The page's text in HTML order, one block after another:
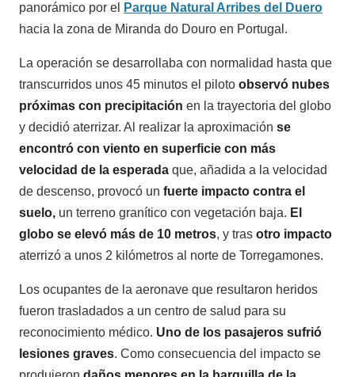
panorámico por el
Parque Natural Arribes del Duero
hacia la zona de Miranda do Douro en Portugal.
La operación se desarrollaba con normalidad hasta que
transcurridos unos 45 minutos el piloto observó nubes
próximas con precipitación en la trayectoria del globo
y decidió aterrizar. Al realizar la aproximación se
encontró con viento en superficie con más
velocidad de la esperada que, añadida a la velocidad
de descenso, provocó un fuerte impacto contra el
suelo, un terreno granítico con vegetación baja. El
globo se elevó más de 10 metros, y tras otro impacto
aterrizó a unos 2 kilómetros al norte de Torregamones.
Los ocupantes de la aeronave que resultaron heridos
fueron trasladados a un centro de salud para su
reconocimiento médico. Uno de los pasajeros sufrió
lesiones graves. Como consecuencia del impacto se